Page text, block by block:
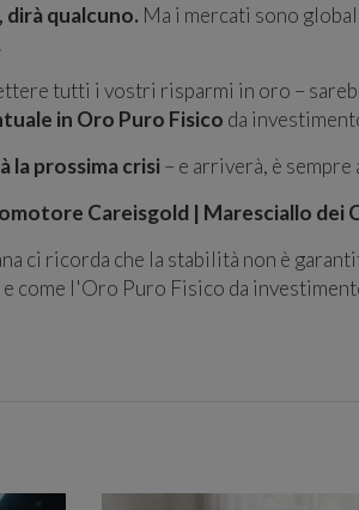
dirà qualcuno. Ma i mercati sono
tutti i vostri risparmi in oro –
in Oro Puro Fisico da
la prossima crisi – e arriverà, è
Careisgold | Maresciallo dei
ci ricorda che la stabilità non è
e come l'Oro Puro Fisico da